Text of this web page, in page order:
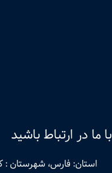
با ما در ارتباط باشید
استان: فارس، شهرستان :